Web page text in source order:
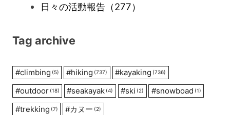
日々の活動報告 （277）
Tag archive
#climbing (5) #hiking (737) #kayaking (736)
#outdoor (18) #seakayak (4) #ski (2) #snowboad (1)
#trekking (7) #カヌー (2)